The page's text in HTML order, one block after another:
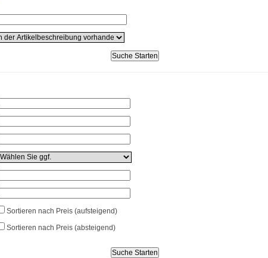
Sortieren nach Preis (aufsteigend)
Sortieren nach Preis (absteigend)